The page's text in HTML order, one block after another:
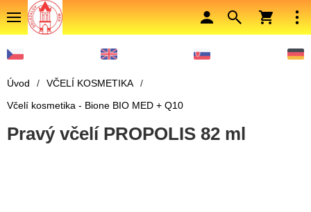
Úvod / VČELÍ KOSMETIKA
/
Včelí kosmetika - Bione BIO MED + Q10
Pravý včelí PROPOLIS 82 ml